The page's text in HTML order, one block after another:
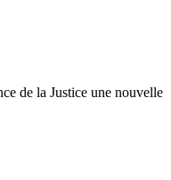
de la Justice une nouvelle